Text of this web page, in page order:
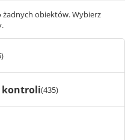
żadnych obiektów. Wybierz
kontroli(435)